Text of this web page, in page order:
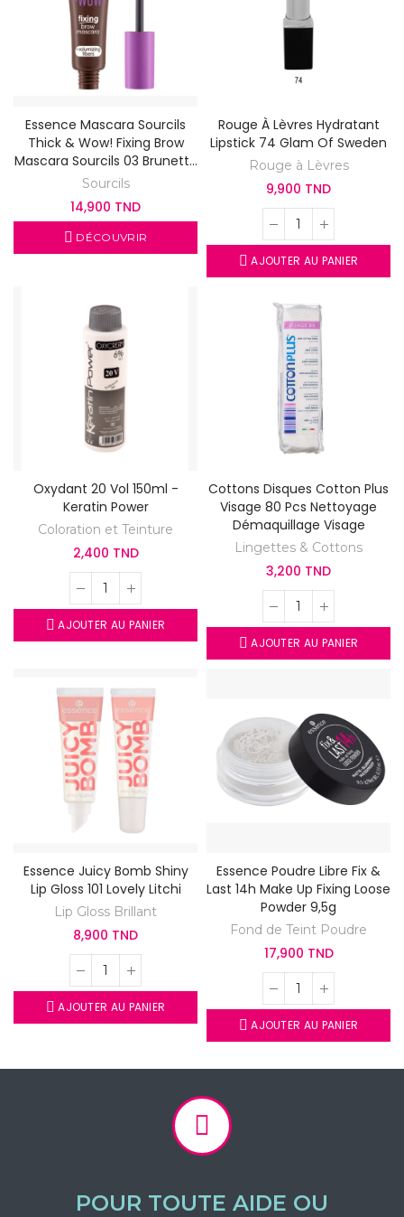
Essence Mascara Sourcils
Thick & Wow! Fixing Brow
Mascara Sourcils 03 Brunette
Brown
Sourcils
14,900 TND
DÉCOUVRIR
Rouge À Lèvres Hydratant
Lipstick 74 Glam Of Sweden
Rouge à Lèvres
9,900 TND
AJOUTER AU PANIER
Oxydant 20 Vol 150ml -
Keratin Power
Coloration et Teinture
2,400 TND
AJOUTER AU PANIER
Cottons Disques Cotton Plus
Visage 80 Pcs Nettoyage
Démaquillage Visage
Lingettes & Cottons
3,200 TND
AJOUTER AU PANIER
Essence Juicy Bomb Shiny
Lip Gloss 101 Lovely Litchi
Lip Gloss Brillant
8,900 TND
AJOUTER AU PANIER
Essence Poudre Libre Fix &
Last 14h Make Up Fixing Loose
Powder 9,5g
Fond de Teint Poudre
17,900 TND
AJOUTER AU PANIER
POUR TOUTE AIDE OU